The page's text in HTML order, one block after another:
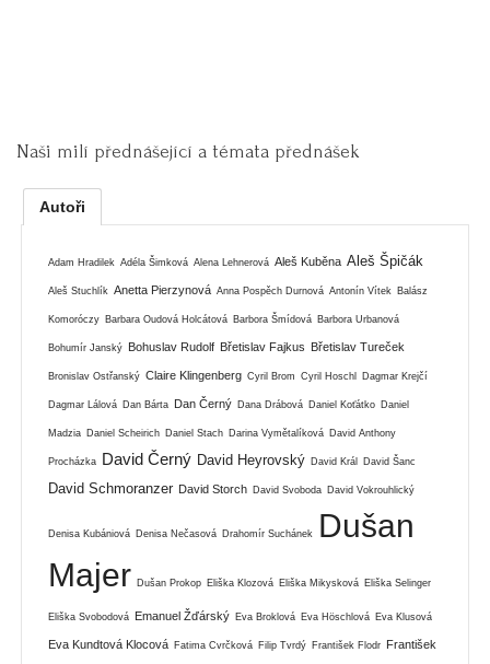
Naši milí přednášející a témata přednášek
Autoři
Adam Hradilek Adéla Šimková Alena Lehnerová Aleš Kuběna Aleš Špičák
Aleš Stuchlík Anetta Pierzynová Anna Pospěch Durnová Antonín Vítek Balász
Komoróczy Barbara Oudová Holcátová Barbora Šmídová Barbora Urbanová
Bohumír Janský Bohuslav Rudolf Břetislav Fajkus Břetislav Tureček
Bronislav Ostřanský Claire Klingenberg Cyril Brom Cyril Hoschl Dagmar Krejčí
Dagmar Lálová Dan Bárta Dan Černý Dana Drábová Daniel Koťátko Daniel
Madzia Daniel Scheirich Daniel Stach Darina Vymětalíková David Anthony
Procházka David Černý David Heyrovský David Král David Šanc
David Schmoranzer David Storch David Svoboda David Vokrouhlický
Denisa Kubániová Denisa Nečasová Drahomír Suchánek
Dušan
Majer Dušan Prokop Eliška Klozová Eliška Mikysková Eliška Selinger
Eliška Svobodová Emanuel Žďárský Eva Broklová Eva Höschlová Eva Klusová
Eva Kundtová Klocová Fatima Cvrčková Filip Tvrdý František Flodr František